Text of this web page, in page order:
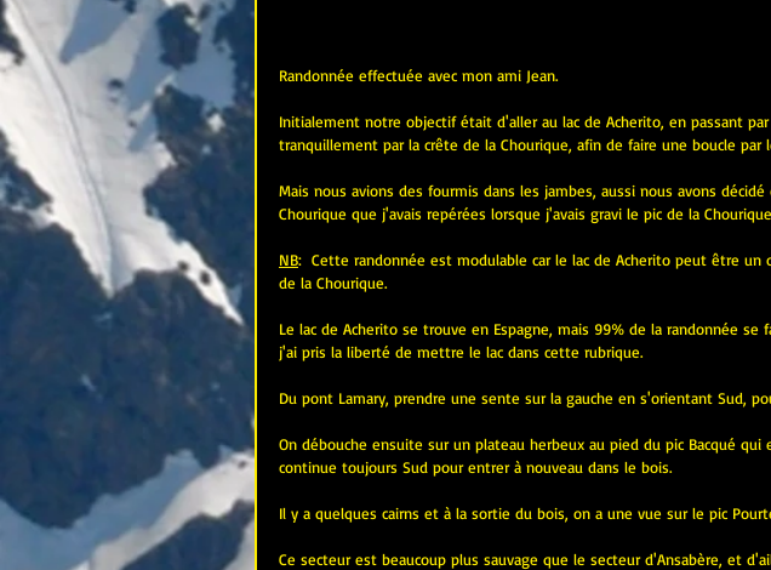
Randonnée effectuée avec mon ami Jean.
Initialement notre objectif était d'aller au lac de Acherito, en passant
tranquillement par la crête de la Chourique, afin de faire une boucle par
Mais nous avions des fourmis dans les jambes, aussi nous avons
Chourique que j'avais repérées lorsque j'avais gravi le pic de la
NB:  Cette randonnée est modulable car le lac de Acherito peut être un
de la Chourique.
Le lac de Acherito se trouve en Espagne, mais 99% de la randonnée se
j'ai pris la liberté de mettre le lac dans cette rubrique.
Du pont Lamary, prendre une sente sur la gauche en s'orientant Sud,
On débouche ensuite sur un plateau herbeux au pied du pic Bacqué
continue toujours Sud pour entrer à nouveau dans le bois.
Il y a quelques cairns et à la sortie du bois, on a une vue sur le pic
Ce secteur est beaucoup plus sauvage que le secteur d'Ansabère, et